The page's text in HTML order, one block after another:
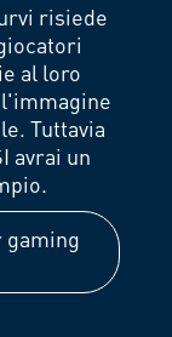
risiede
al loro
Tuttavia
avrai un